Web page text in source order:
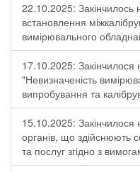
22.10.2025: Закінчилось
встановлення
вимірювального
17.10.2025: Закінчилося
"Невизначеність
випробування та
15.10.2025:
органів, що здійснюють
та послуг згідно з